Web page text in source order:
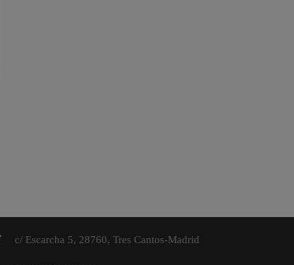
c/ Escarcha 5, 28760, Tres Cantos-Madrid